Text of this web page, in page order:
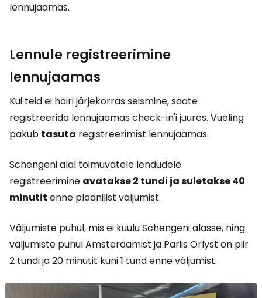
lennujaamas.
Lennule registreerimine
lennujaamas
Kui teid ei häiri järjekorras seismine, saate
registreerida lennujaamas check-in'i juures. Vueling
pakub tasuta registreerimist lennujaamas.
Schengeni alal toimuvatele lendudele
registreerimine avatakse 2 tundi ja suletakse 40
minutit enne plaanilist väljumist.
Väljumiste puhul, mis ei kuulu Schengeni alasse, ning
väljumiste puhul Amsterdamist ja Pariis Orlyst on piir
2 tundi ja 20 minutit kuni 1 tund enne väljumist.